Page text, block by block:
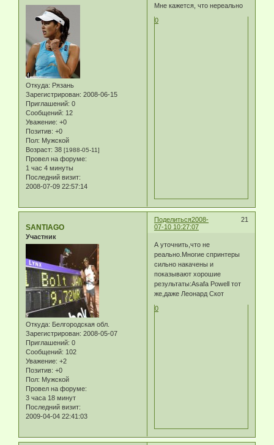
Откуда: Рязань
Зарегистрирован: 2008-06-15
Приглашений: 0
Сообщений: 12
Уважение: +0
Позитив: +0
Пол: Мужской
Возраст: 38 [1988-05-11]
Провел на форуме:
1 час 4 минуты
Последний визит:
2008-07-09 22:57:14
Мне кажется, что нереально
0
Поделиться 21
2008-
07-10 10:27:07
SANTIAGO
Участник
Откуда: Белгородская обл.
Зарегистрирован: 2008-05-07
Приглашений: 0
Сообщений: 102
Уважение: +2
Позитив: +0
Пол: Мужской
Провел на форуме:
3 часа 18 минут
Последний визит:
2009-04-04 22:41:03
А уточнить,что не
реально.Многие спринтеры
сильно накачены и
показывают хорошие
результаты:Asafa Powell тот
же,даже Леонард Скот
0